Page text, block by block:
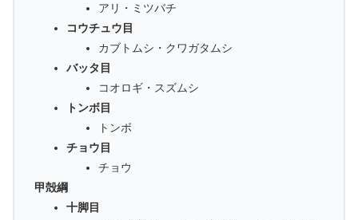
アリ・ミツバチ
コウチュウ目
カブトムシ・クワガタムシ
バッタ目
コオロギ・スズムシ
トンボ目
トンボ
チョウ目
チョウ
甲殻綱
十脚目